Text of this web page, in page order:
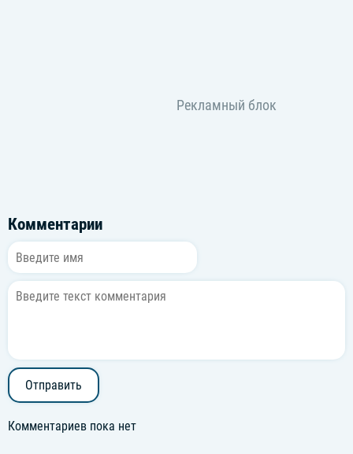
Комментарии
Отправить
Комментариев пока нет